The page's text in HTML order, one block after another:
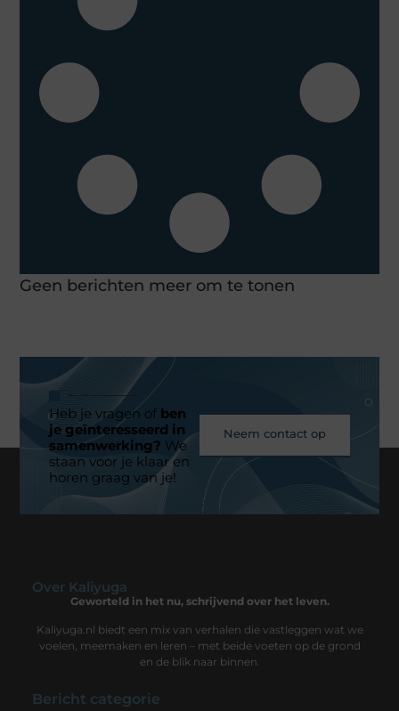
Geen berichten meer om te tonen
Heb je vragen ofben
je geïnteresseerd in
samenwerking? We
staan voor je klaar en
horen graag van je!
Neem contact op
Over Kaliyuga
Geworteld in het nu, schrijvend over het leven.
Kaliyuga.nl biedt een mix van verhalen die vastleggen wat we
voelen, meemaken en leren – met beide voeten op de grond
en de blik naar binnen.
Bericht categorie